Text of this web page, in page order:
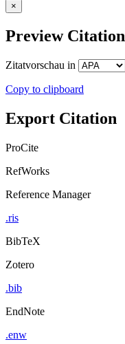
×
Preview Citation
Zitatvorschau in
Copy to clipboard
Export Citation
ProCite
RefWorks
Reference Manager
.ris
BibTeX
Zotero
.bib
EndNote
.enw